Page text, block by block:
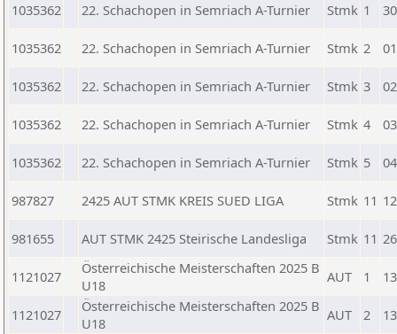
1035362 22. Schachopen in Semriach A-Turnier Stmk 1
1035362 22. Schachopen in Semriach A-Turnier Stmk 2
1035362 22. Schachopen in Semriach A-Turnier Stmk 3
1035362 22. Schachopen in Semriach A-Turnier Stmk 4
1035362 22. Schachopen in Semriach A-Turnier Stmk 5
987827 2425 AUT STMK KREIS SUED LIGA Stmk 11
981655 AUT STMK 2425 Steirische Landesliga Stmk 11
1121027
Österreichische Meisterschaften 2025 B
U18
AUT 1
1121027
Österreichische Meisterschaften 2025 B
U18
AUT 2